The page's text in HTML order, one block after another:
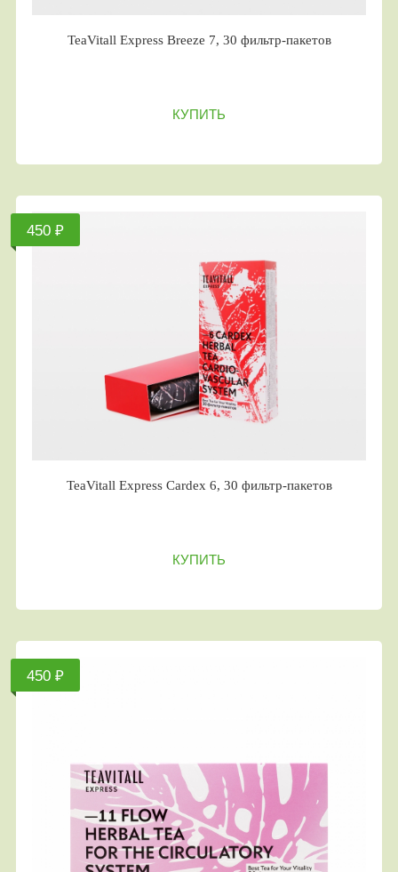
TeaVitall Express Breeze 7, 30 фильтр-пакетов
КУПИТЬ
450 ₽
TeaVitall Express Cardex 6, 30 фильтр-пакетов
КУПИТЬ
450 ₽